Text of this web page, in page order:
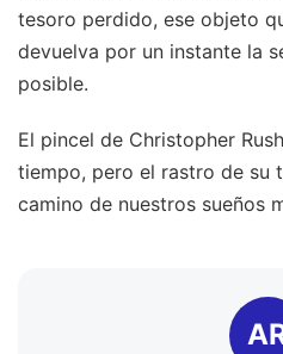
tesoro perdido, ese objeto
devuelva por un instante la
posible.
El pincel de Christopher
tiempo, pero el rastro de su
camino de nuestros sueños